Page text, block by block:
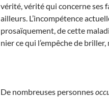
vérité, vérité qui concerne ses
ailleurs. L’incompétence
prosaïquement, de cette
nier ce qui l’empêche de
De nombreuses personnes